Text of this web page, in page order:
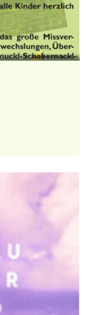
Bücherei Buchkirchen